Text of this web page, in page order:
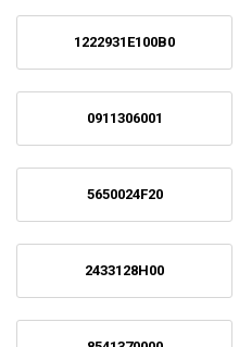
1222931E100B0
0911306001
5650024F20
2433128H00